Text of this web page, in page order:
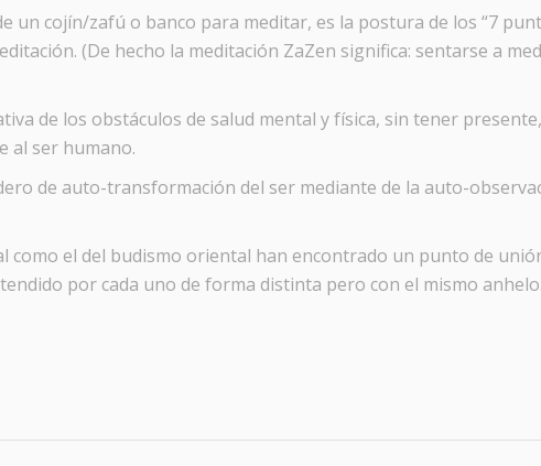
un cojín/zafú o banco para meditar, es la postura de los “7
(De hecho la meditación ZaZen significa: sentarse a
de los obstáculos de salud mental y física, sin tener
al ser humano.
de auto-transformación del ser mediante de la auto-
como el del budismo oriental han encontrado un punto de
por cada uno de forma distinta pero con el mismo anhelo.